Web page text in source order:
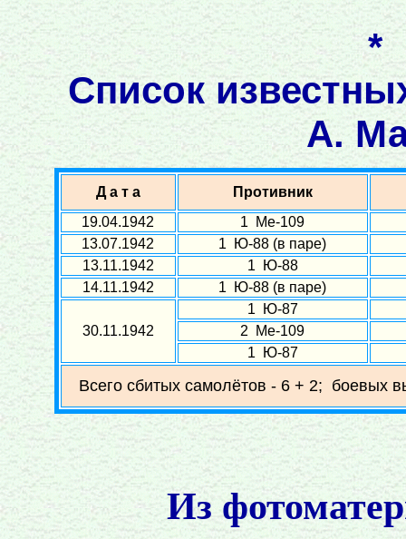
Список
А.
Д а т а
Противник
19.04.1942
1 Ме-109
13.07.1942
1 Ю-88 (в паре)
13.11.1942
1 Ю-88
14.11.1942
1 Ю-88 (в паре)
30.11.1942
1 Ю-87
2 Ме-109
1 Ю-87
Всего сбитых самолётов - 6 + 2; боевых
Из